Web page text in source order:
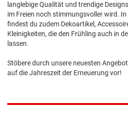
langlebige Qualität und trendige
im Freien noch stimmungsvoller wird.
findest du zudem Dekoartikel,
Kleinigkeiten, die den Frühling auch in
lassen.
Stöbere durch unsere neuesten
auf die Jahreszeit der Erneuerung vor!